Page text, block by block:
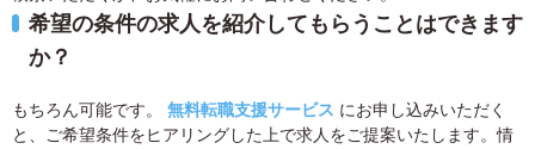
希望の条件の求人を紹介してもらうことはできます
か？
もちろん可能です。 無料転職支援サービス にお申し込みいただく
と、ご希望条件をヒアリングした上で求人をご提案いたします。情